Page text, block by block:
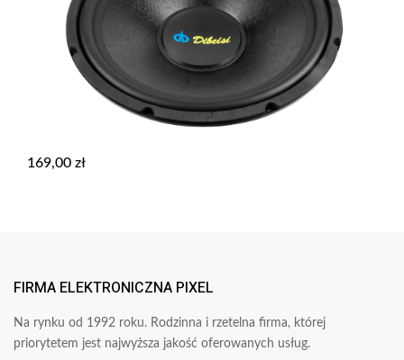
169,00 zł
FIRMA ELEKTRONICZNA PIXEL
Na rynku od 1992 roku. Rodzinna i rzetelna firma, której
priorytetem jest najwyższa jakość oferowanych usług.